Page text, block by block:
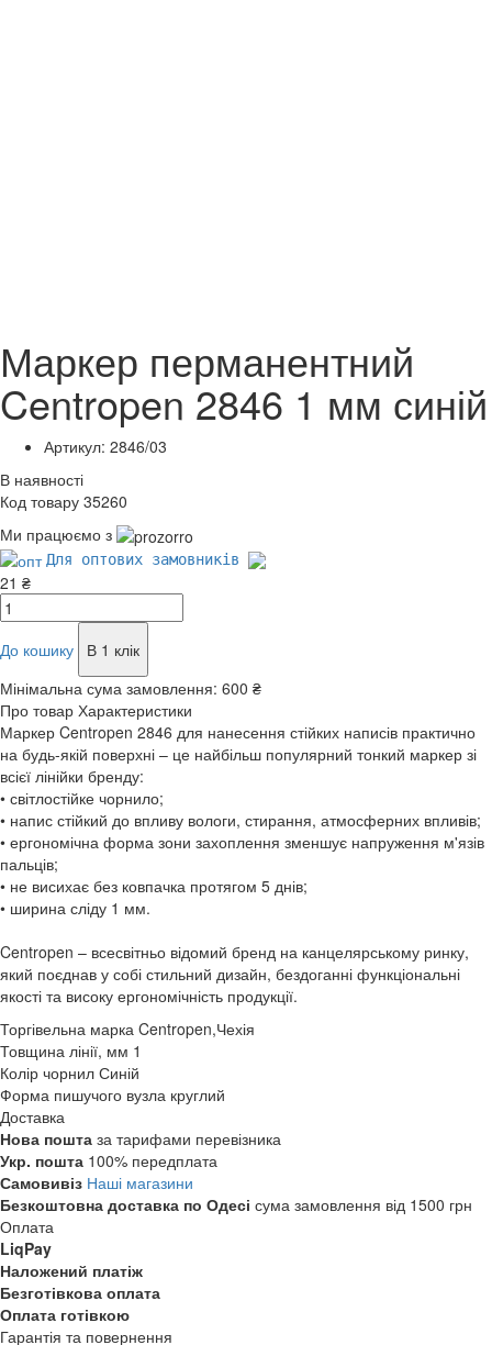
Маркер перманентний
Centropen 2846 1 мм синій
Артикул: 2846/03
В наявності
Код товару 35260
Ми працюємо з
Для оптових замовників
21 ₴
До кошику
В 1 клік
Мінімальна сума замовлення: 600 ₴
Про товар Характеристики
Маркер Centropen 2846 для нанесення стійких написів практично
на будь-якій поверхні – це найбільш популярний тонкий маркер зі
всієї лінійки бренду:
• світлостійке чорнило;
• напис стійкий до впливу вологи, стирання, атмосферних впливів;
• ергономічна форма зони захоплення зменшує напруження м'язів
пальців;
• не висихає без ковпачка протягом 5 днів;
• ширина сліду 1 мм.
Centropen – всесвітньо відомий бренд на канцелярському ринку,
який поєднав у собі стильний дизайн, бездоганні функціональні
якості та високу ергономічність продукції.
Торгівельна марка Centropen,Чехія
Товщина лінії, мм 1
Колір чорнил Синій
Форма пишучого вузла круглий
Доставка
Нова пошта за тарифами перевізника
Укр. пошта 100% передплата
Самовивіз Наші магазини
Безкоштовна доставка по Одесі сума замовлення від 1500 грн
Оплата
LiqPay
Наложений платіж
Безготівкова оплата
Оплата готівкою
Гарантія та повернення